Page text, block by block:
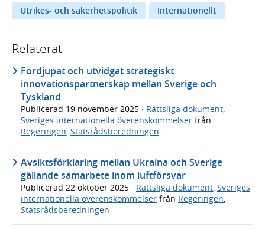
Utrikes- och säkerhetspolitik
Internationellt
Relaterat
Fördjupat och utvidgat strategiskt
innovationspartnerskap mellan Sverige och
Tyskland
Publicerad 19 november 2025 · Rättsliga dokument,
Sveriges internationella överenskommelser från
Regeringen, Statsrådsberedningen
Avsiktsförklaring mellan Ukraina och Sverige
gällande samarbete inom luftförsvar
Publicerad 22 oktober 2025 · Rättsliga dokument Sveriges
internationella överenskommelser från Regeringen
Statsrådsberedningen